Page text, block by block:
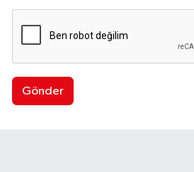
Gönder